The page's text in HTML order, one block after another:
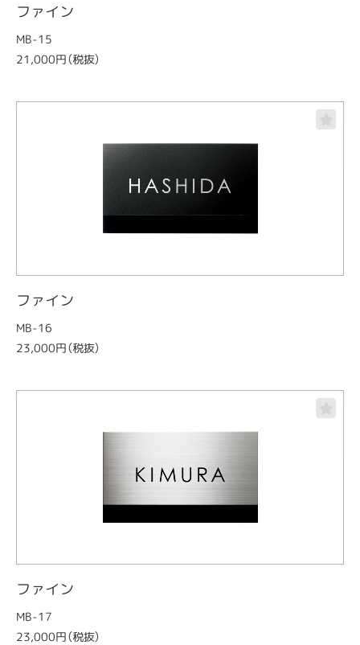
ファイン
MB-15
21,000円（税抜）
ファイン
MB-16
23,000円（税抜）
ファイン
MB-17
23,000円（税抜）